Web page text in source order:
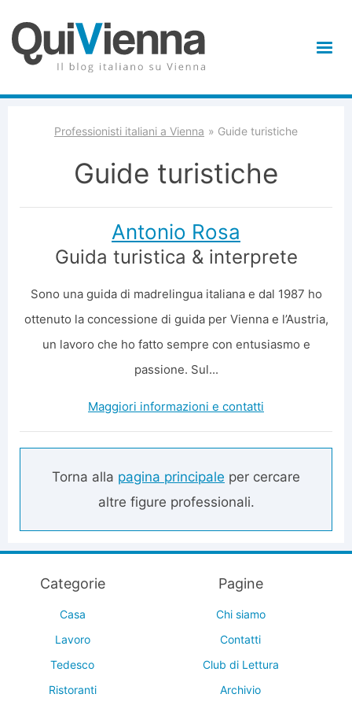
Professionisti italiani a Vienna Guide turistiche
Guide turistiche
Antonio Rosa
Guida turistica & interprete
Sono una guida di madrelingua italiana e dal 1987 ho
ottenuto la concessione di guida per Vienna e l’Austria,
un lavoro che ho fatto sempre con entusiasmo e
passione. Sul...
Maggiori informazioni e contatti
Torna alla pagina principale per cercare
altre figure professionali.
Categorie
Casa
Lavoro
Tedesco
Ristoranti
Pagine
Chi siamo
Contatti
Club di Lettura
Archivio